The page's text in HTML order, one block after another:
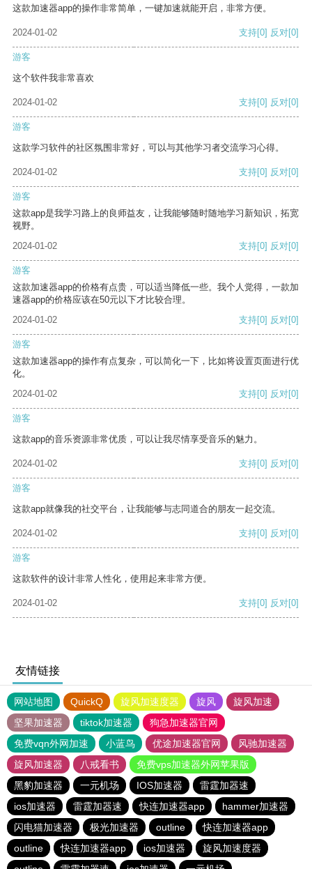
这款加速器app的操作非常简单，一键加速就能开启，非常方便。
2024-01-02 支持[0] 反对[0]
游客
这个软件我非常喜欢
2024-01-02 支持[0] 反对[0]
游客
这款学习软件的社区氛围非常好，可以与其他学习者交流学习心得。
2024-01-02 支持[0] 反对[0]
游客
这款app是我学习路上的良师益友，让我能够随时随地学习新知识，拓宽
视野。
2024-01-02
支持[0] 反对[0]
游客
这款加速器app的价格有点贵，可以适当降低一些。我个人觉得，一款加
速器app的价格应该在50元以下才比较合理。
2024-01-02
支持[0] 反对[0]
游客
这款加速器app的操作有点复杂，可以简化一下，比如将设置页面进行优
化。
2024-01-02
支持[0] 反对[0]
游客
这款app的音乐资源非常优质，可以让我尽情享受音乐的魅力。
2024-01-02 支持[0] 反对[0]
游客
这款app就像我的社交平台，让我能够与志同道合的朋友一起交流。
2024-01-02 支持[0] 反对[0]
游客
这款软件的设计非常人性化，使用起来非常方便。
2024-01-02 支持[0] 反对[0]
友情链接
网站地图 QuickQ 旋风加速度器 旋风
旋风加速
坚果加速器
tiktok加速器
狗急加速器官网
免费vqn外网加速
小蓝鸟 优途加速器官网
风驰加速器
旋风加速器
八戒看书
免费vps加速器外网苹果版
黑豹加速器
一元机场 IOS加速器
雷霆加器速
ios加速器
雷霆加器速 快连加速器app
hammer加速器
闪电猫加速器
极光加速器 outline
快连加速器app
outline
快连加速器app ios加速器
旋风加速度器